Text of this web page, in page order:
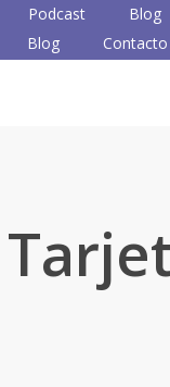
Podcast Blog
Blog
Contacto